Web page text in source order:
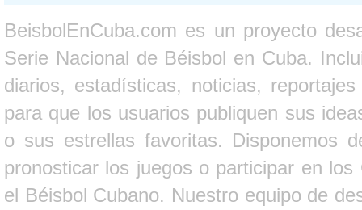
BeisbolEnCuba.com es un proyecto
Serie Nacional de Béisbol en Cuba.
diarios, estadísticas, noticias,
para que los usuarios publiquen sus
o sus estrellas favoritas. Disponemos
pronosticar los juegos o participar en
el Béisbol Cubano. Nuestro equipo de